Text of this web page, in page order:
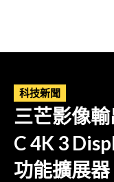
科技新聞
三芒影像
C 4K 3
功能擴展器